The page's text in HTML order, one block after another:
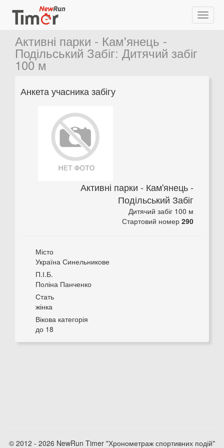
Активні парки - Кам'янець -
Подільський Забіг: Дитячий забіг
100 м
Анкета учасника забігу
Активні парки - Кам'янець -
Подільський Забіг
Дитячий забіг 100 м
Стартовий номер 290
Місто
Україна Синельникове
П.І.Б.
Поліна Панченко
Стать
жінка
Вікова категорія
до 18
© 2012 - 2026 NewRun Timer "Хронометраж спортивних подій"